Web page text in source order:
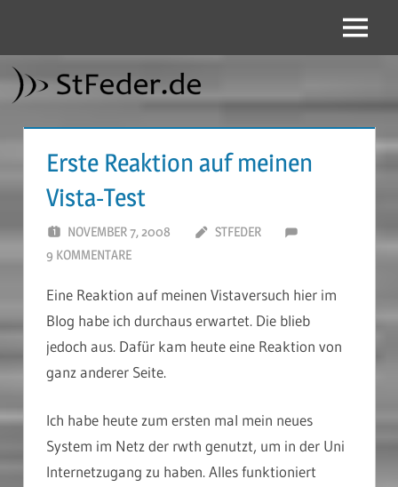
springen
Menü
Erste Reaktion auf meinen
Vista-Test
NOVEMBER 7, 2008
STFEDER
9 KOMMENTARE
Eine Reaktion auf meinen Vistaversuch hier im
Blog habe ich durchaus erwartet. Die blieb
jedoch aus. Dafür kam heute eine Reaktion von
ganz anderer Seite.
Ich habe heute zum ersten mal mein neues
System im Netz der rwth genutzt, um in der Uni
Internetzugang zu haben. Alles funktioniert